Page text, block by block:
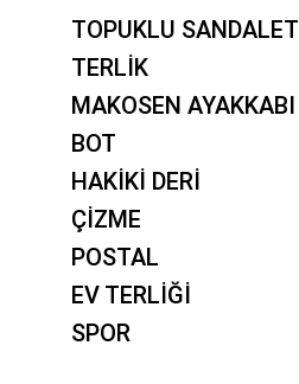
TOPUKLU SANDALET
TERLİK
MAKOSEN AYAKKABI
BOT
HAKİKİ DERİ
ÇİZME
POSTAL
EV TERLİĞİ
SPOR